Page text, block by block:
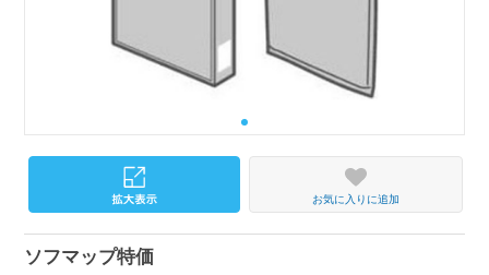
お気に入りに追加
ソフマップ特価